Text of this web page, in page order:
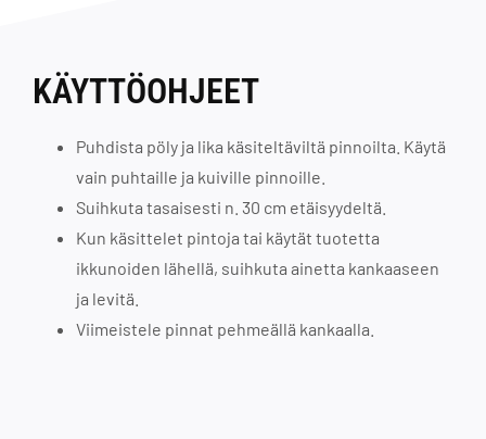
KÄYTTÖOHJEET
Puhdista pöly ja lika käsiteltäviltä pinnoilta. Käytä
vain puhtaille ja kuiville pinnoille.
Suihkuta tasaisesti n. 30 cm etäisyydeltä.
Kun käsittelet pintoja tai käytät tuotetta
ikkunoiden lähellä, suihkuta ainetta kankaaseen
ja levitä.
Viimeistele pinnat pehmeällä kankaalla.